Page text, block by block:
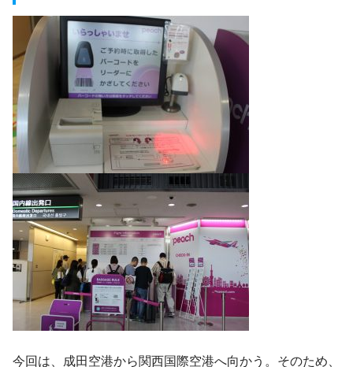
今回は、成田空港から関西国際空港へ向かう。そのため、